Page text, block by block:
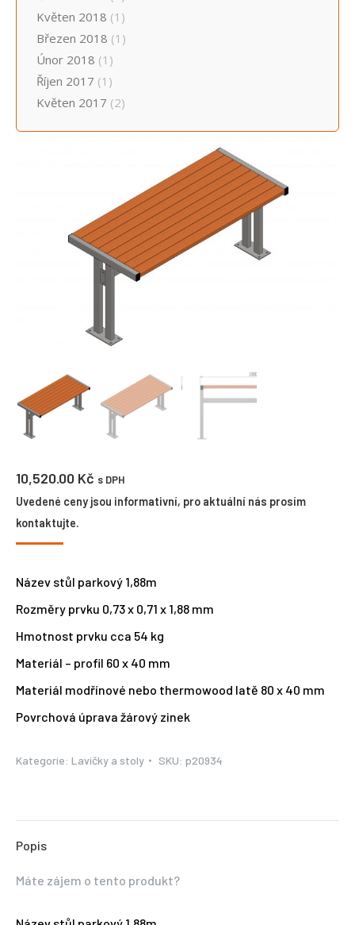
10,520.00 Kč s DPH
Uvedené ceny jsou informativní, pro aktuální nás prosím
kontaktujte.
Název stůl parkový 1,88m
Rozměry prvku 0,73 x 0,71 x 1,88 mm
Hmotnost prvku cca 54 kg
Materiál – profil 60 x 40 mm
Materiál modřínové nebo thermowood latě 80 x 40 mm
Povrchová úprava žárový zinek
Kategorie: Lavičky a stoly SKU: p20934
Popis
Máte zájem o tento produkt?
Květen 2018 (1)
Březen 2018 (1)
Únor 2018 (1)
Říjen 2017 (1)
Květen 2017 (2)